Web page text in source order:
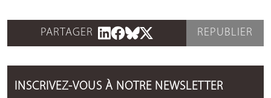
PARTAGER REPUBLIER
INSCRIVEZ-VOUS À NOTRE NEWSLETTER